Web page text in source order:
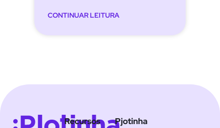
CONTINUAR LEITURA
Recursos
Pjotinha